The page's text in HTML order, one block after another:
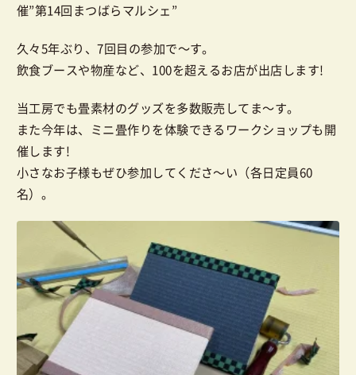
催”第14回まつばらマルシェ”
久々5年ぶり、7回目の参加で〜す。
飲食ブースや物産など、100を超えるお店が出店します!
当工房でも畳素材のグッズを多数販売してま〜す。
また今年は、ミニ畳作りを体験できるワークショップも開
催します!
小さなお子様もぜひ参加してくださ〜い（各日定員60
名）。